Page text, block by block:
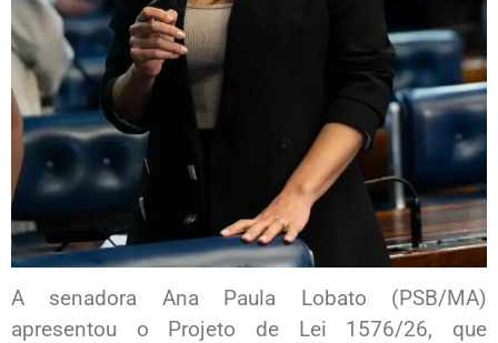
A senadora Ana Paula Lobato (PSB/MA)
apresentou o Projeto de Lei 1576/26, que